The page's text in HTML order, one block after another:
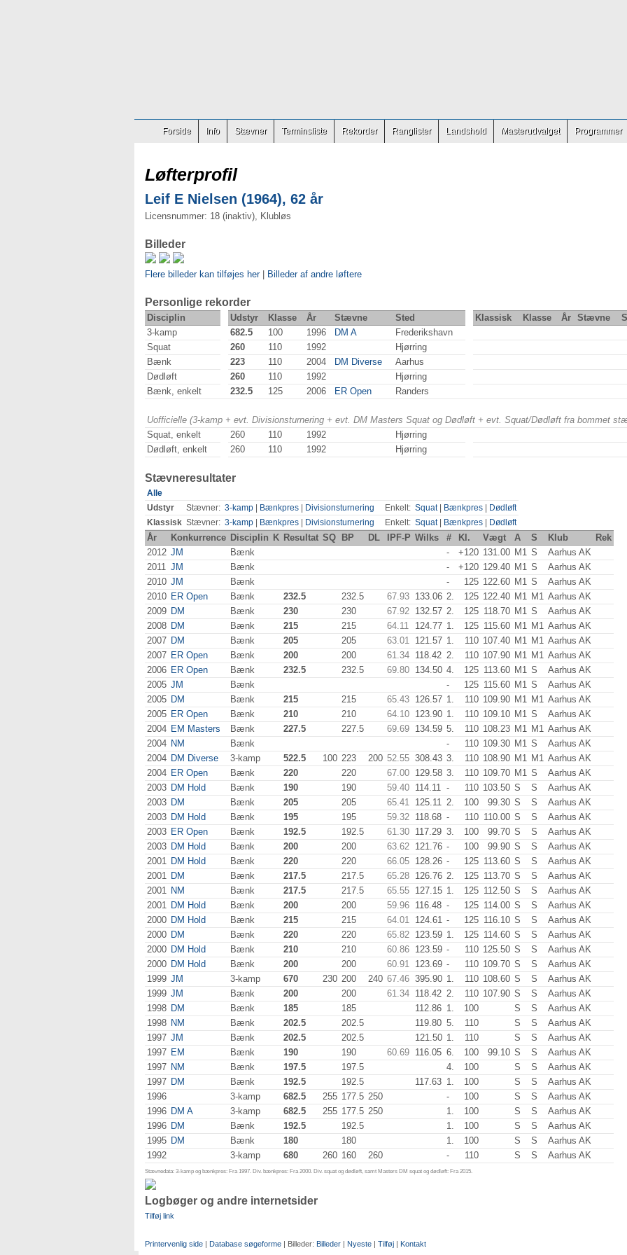
Forside Info Stævner Terminsliste Rekorder Ranglister Landshold Masterudvalget Programmer
Løfterprofil
Leif E Nielsen (1964), 62 år
Licensnummer: 18 (inaktiv), Klubløs
Billeder
Flere billeder kan tilføjes her| Billeder af andre løftere
Personlige rekorder
Disciplin Udstyr Klasse År Stævne Sted Klassisk Klasse År Stævne
3-kamp
682.5 100 1996 DM A
Frederikshavn
Squat
260 110 1992
Hjørring
Bænk
223 110 2004 DM Diverse
Aarhus
Dødløft
260 110 1992
Hjørring
Bænk, enkelt
232.5 125 2006 ER Open Randers
Uofficielle (3-kamp + evt. Divisionsturnering + evt. DM Masters Squat og Dødløft + evt. Squat/Dødløft fra bommet
Squat, enkelt
260 110 1992
Hjørring
Dødløft, enkelt
260 110 1992 Hjørring
Stævneresultater
Alle
Udstyr
Stævner: 3-kamp Bænkpres Divisionsturnering Enkelt: Squat| Bænkpres
Dødløft
Klassisk Stævner: 3-kamp Bænkpres Divisionsturnering Enkelt: Squat| Bænkpres Dødløft
År Konkurrence Disciplin K Resultat SQ BP DL IPF-P Wilks # Kl. Vægt A S Klub
Rek
2012 JM Bænk - +120 131.00 M1 S
Aarhus AK
2011 JM Bænk - +120 129.40 M1 S
Aarhus AK
2010 JM Bænk - 125 122.60 M1 S
Aarhus AK
2010 ER Open Bænk 232.5 232.5 67.93 133.06 2. 125 122.40 M1 M1 Aarhus AK
2009 DM Bænk 230 230 67.92 132.57 2. 125 118.70 M1 S
Aarhus AK
2008 DM Bænk 215 215 64.11 124.77 1. 125 115.60 M1 M1 Aarhus AK
2007 DM Bænk 205 205 63.01 121.57 1. 110 107.40 M1 M1 Aarhus AK
2007 ER Open Bænk 200 200 61.34 118.42 2. 110 107.90 M1 M1 Aarhus AK
2006 ER Open Bænk 232.5 232.5 69.80 134.50 4. 125 113.60 M1 S
Aarhus AK
2005 JM Bænk - 125 115.60 M1 S
Aarhus AK
2005 DM Bænk 215 215 65.43 126.57 1. 110 109.90 M1 M1 Aarhus AK
2005 ER Open Bænk 210 210 64.10 123.90 1. 110 109.10 M1 S
Aarhus AK
2004 EM Masters Bænk 227.5 227.5 69.69 134.59 5. 110 108.23 M1 M1 Aarhus AK
2004 NM Bænk - 110 109.30 M1 S
Aarhus AK
2004 DM Diverse 3-kamp 522.5 100 223 200 52.55 308.43 3. 110 108.90 M1 M1 Aarhus AK
2004 ER Open Bænk 220 220 67.00 129.58 3. 110 109.70 M1 S
Aarhus AK
2003 DM Hold Bænk 190 190 59.40 114.11 - 110 103.50 S S
Aarhus AK
2003 DM Bænk 205 205 65.41 125.11 2. 100 99.30 S S
Aarhus AK
2003 DM Hold Bænk 195 195 59.32 118.68 - 110 110.00 S S
Aarhus AK
2003 ER Open Bænk 192.5 192.5 61.30 117.29 3. 100 99.70 S S
Aarhus AK
2003 DM Hold Bænk 200 200 63.62 121.76 - 100 99.90 S S
Aarhus AK
2001 DM Hold Bænk 220 220 66.05 128.26 - 125 113.60 S S
Aarhus AK
2001 DM Bænk 217.5 217.5 65.28 126.76 2. 125 113.70 S S
Aarhus AK
2001 NM Bænk 217.5 217.5 65.55 127.15 1. 125 112.50 S S
Aarhus AK
2001 DM Hold Bænk 200 200 59.96 116.48 - 125 114.00 S S
Aarhus AK
2000 DM Hold Bænk 215 215 64.01 124.61 - 125 116.10 S S
Aarhus AK
2000 DM Bænk 220 220 65.82 123.59 1. 125 114.60 S S
Aarhus AK
2000 DM Hold Bænk 210 210 60.86 123.59 - 110 125.50 S S
Aarhus AK
2000 DM Hold Bænk 200 200 60.91 123.69 - 110 109.70 S S
Aarhus AK
1999 JM 3-kamp 670 230 200 240 67.46 395.90 1. 110 108.60 S S
Aarhus AK
1999 JM Bænk 200 200 61.34 118.42 2. 110 107.90 S S
Aarhus AK
1998 DM Bænk 185 185 112.86 1. 100 S S
Aarhus AK
1998 NM Bænk 202.5 202.5 119.80 5. 110 S S
Aarhus AK
1997 JM Bænk 202.5 202.5 121.50 1. 110 S S
Aarhus AK
1997 EM Bænk 190 190 60.69 116.05 6. 100 99.10 S S
Aarhus AK
1997 NM Bænk 197.5 197.5 4. 100 S S
Aarhus AK
1997 DM Bænk 192.5 192.5 117.63 1. 100 S S
Aarhus AK
1996
3-kamp 682.5 255 177.5 250 - 100 S S
Aarhus AK
1996 DM A 3-kamp 682.5 255 177.5 250 1. 100 S S
Aarhus AK
1996 DM Bænk 192.5 192.5 1. 100 S S
Aarhus AK
1995 DM Bænk 180 180 1. 100 S S
Aarhus AK
1992
3-kamp 680 260 160 260 - 110 S S Aarhus AK
Stævnedata: 3-kamp og bænkpres: Fra 1997. Div. bænkpres: Fra 2000. Div. squat og dødløft, samt Masters DM squat og dødløft: Fra 2015.
Logbøger og andre internetsider
Tilføj link
Printervenlig side | Database søgeforme | Billeder: Billeder | Nyeste | Tilføj | Kontakt